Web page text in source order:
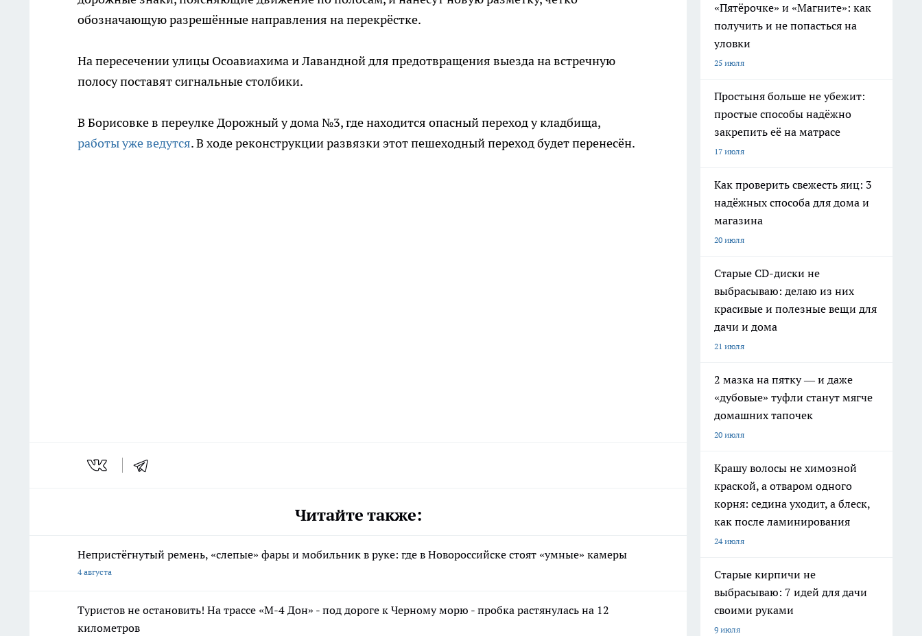
обозначающую разрешённые направления на перекрёстке.
На пересечении улицы Осоавиахима и Лавандной для предотвращения выезда на встречную
полосу поставят сигнальные столбики.
В Борисовке в переулке Дорожный у дома №3, где находится опасный переход у кладбища,
работы уже ведутся. В ходе реконструкции развязки этот пешеходный переход будет перенесён.
Читайте также:
Непристёгнутый ремень, «слепые» фары и мобильник в руке: где в Новороссийске стоят «умные» камеры
4 августа
Туристов не остановить! На трассе «М-4 Дон» - под дороге к Черному морю - пробка растянулась на 12
километров
«Пятёрочке» и «Магните»: как
получить и не попасться на
уловки
25 июля
Простыня больше не убежит:
простые способы надёжно
закрепить её на матрасе
17 июля
Как проверить свежесть яиц: 3
надёжных способа для дома и
магазина
20 июля
Старые CD-диски не
выбрасываю: делаю из них
красивые и полезные вещи для
дачи и дома
21 июля
2 мазка на пятку — и даже
«дубовые» туфли станут мягче
домашних тапочек
20 июля
Крашу волосы не химозной
краской, а отваром одного
корня: седина уходит, а блеск,
как после ламинирования
24 июля
Старые кирпичи не
выбрасываю: 7 идей для дачи
своими руками
9 июля